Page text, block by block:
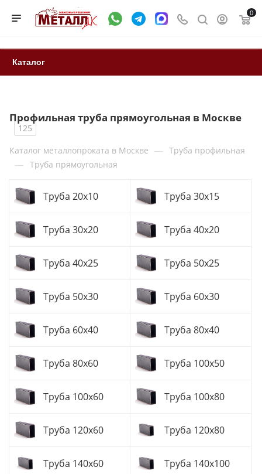
0
Каталог
Профильная труба прямоугольная в Москве
125
Каталог металлопроката в Москве — Труба профильная
— Труба прямоугольная
Труба 20x10 Труба 30x15
Труба 30x20 Труба 40x20
Труба 40x25 Труба 50x25
Труба 50x30 Труба 60x30
Труба 60x40 Труба 80x40
Труба 80x60 Труба 100x50
Труба 100x60 Труба 100x80
Труба 120x60 Труба 120x80
Труба 140x60 Труба 140x100